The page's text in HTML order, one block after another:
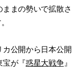
まの勢いで拡散さ
カ公開から日本公開
宝が『惑星大戦争』